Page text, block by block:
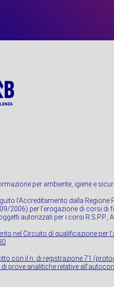
per ambiente, igiene e
l’Accreditamento dalla
2006) per l’erogazione di corsi di
autorizzati per i corsi R.S.P.P.,
nel Circuito di qualificazione per
con il n. di registrazione 71
di prove analitiche relative